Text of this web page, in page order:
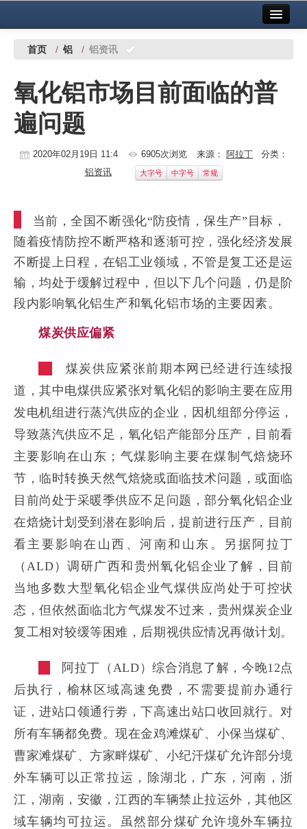
中国有色金属报社主办 广告服务
铜镍铅锌
铝
稀有稀土
科技
镁钛
地矿 建设
党建工作
企业文化
行情报价
数字报
首页 / 铝 / 铝资讯
氧化铝市场目前面临的普
遍问题
2020年02月19日 11:4 6905次浏览 来源： 阿拉丁 分类：
铝资讯
大字号 中字号 常规
当前，全国不断强化“防疫情，保生产”目标，
随着疫情防控不断严格和逐渐可控，强化经济发展
不断提上日程，在铝工业领域，不管是复工还是运
输，均处于缓解过程中，但以下几个问题，仍是阶
段内影响氧化铝生产和氧化铝市场的主要因素。
煤炭供应偏紧
煤炭供应紧张前期本网已经进行连续报
道，其中电煤供应紧张对氧化铝的影响主要在应用
发电机组进行蒸汽供应的企业，因机组部分停运，
导致蒸汽供应不足，氧化铝产能部分压产，目前看
主要影响在山东；气煤影响主要在煤制气焙烧环
节，临时转换天然气焙烧或面临技术问题，或面临
目前尚处于采暖季供应不足问题，部分氧化铝企业
在焙烧计划受到潜在影响后，提前进行压产，目前
看主要影响在山西、河南和山东。另据阿拉丁
（ALD）调研广西和贵州氧化铝企业了解，目前
当地多数大型氧化铝企业气煤供应尚处于可控状
态，但依然面临北方气煤发不过来，贵州煤炭企业
复工相对较缓等困难，后期视供应情况再做计划。
阿拉丁（ALD）综合消息了解，今晚12点
后执行，榆林区域高速免费，不需要提前办通行
证，进站口领通行劵，下高速出站口收回就行。对
所有车辆都免费。现在金鸡滩煤矿、小保当煤矿、
曹家滩煤矿、方家畔煤矿、小纪汗煤矿允许部分境
外车辆可以正常拉运，除湖北，广东，河南，浙
江，湖南，安徽，江西的车辆禁止拉运外，其他区
域车辆均可拉运。虽然部分煤矿允许境外车辆拉